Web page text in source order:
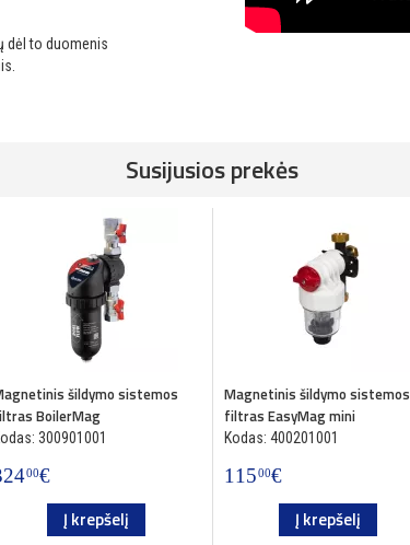
dėl to duomenis
Susijusios prekės
šildymo sistemos
BoilerMag
300901001
00€
Į krepšelį
Magnetinis šildymo sistemos
filtras EasyMag mini
Kodas: 400201001
11500€
Į krepšelį